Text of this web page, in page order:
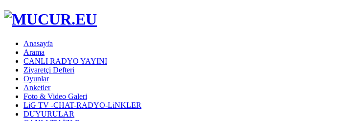
Anasayfa
Arama
CANLI RADYO YAYINI
Ziyaretçi Defteri
Oyunlar
Anketler
Foto & Video Galeri
LiG TV -CHAT-RADYO-LiNKLER
DUYURULAR